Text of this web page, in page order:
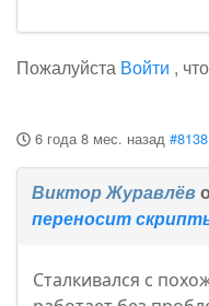
Пожалуйста Войти ,
6 года 8 мес. назад #8138
Виктор Журавлёв
переносит
Сталкивался с